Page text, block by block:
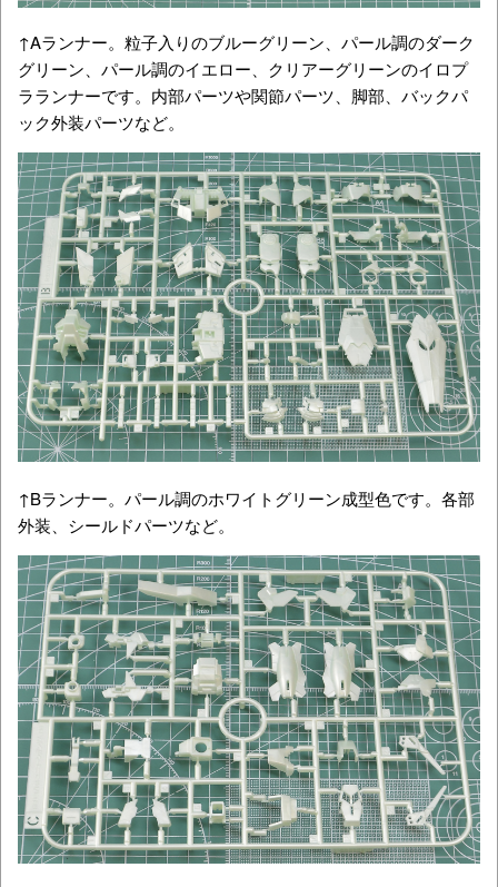
↑Aランナー。粒子入りのブルーグリーン、パール調のダーク
グリーン、パール調のイエロー、クリアーグリーンのイロプ
ラランナーです。内部パーツや関節パーツ、脚部、バックパ
ック外装パーツなど。
↑Bランナー。パール調のホワイトグリーン成型色です。各部
外装、シールドパーツなど。